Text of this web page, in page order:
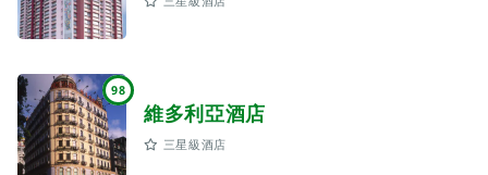
98
維多利亞酒店
三星級酒店